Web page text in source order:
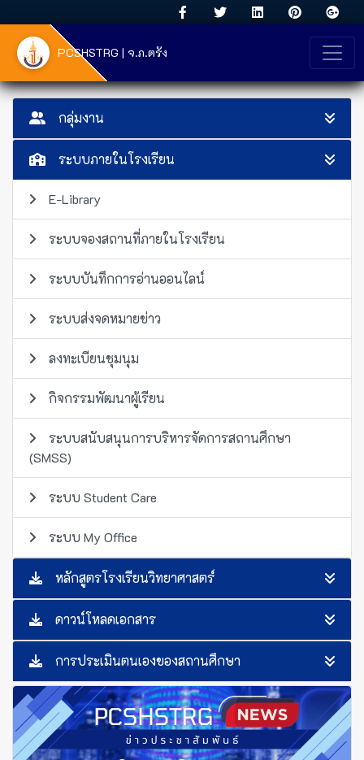
PCSHSTRG | จ.ภ.ตรัง
กลุ่มงาน
ระบบภายในโรงเรียน
E-Library
ระบบจองสถานที่ภายในโรงเรียน
ระบบบันทึกการอ่านออนไลน์
ระบบส่งจดหมายข่าว
ลงทะเบียนชุมนุม
กิจกรรมพัฒนาผู้เรียน
ระบบสนับสนุนการบริหารจัดการสถานศึกษา
(SMSS)
ระบบ Student Care
ระบบ My Office
หลักสูตรโรงเรียนวิทยาศาสตร์
ดาวน์โหลดเอกสาร
การประเมินตนเองของสถานศึกษา